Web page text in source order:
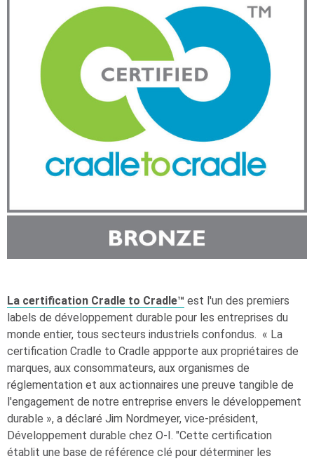
La certification Cradle to Cradle™ est l'un des premiers
labels de développement durable pour les entreprises du
monde entier, tous secteurs industriels confondus. « La
certification Cradle to Cradle appporte aux propriétaires de
marques, aux consommateurs, aux organismes de
réglementation et aux actionnaires une preuve tangible de
l'engagement de notre entreprise envers le développement
durable », a déclaré Jim Nordmeyer, vice-président,
Développement durable chez O-I. "Cette certification
établit une base de référence clé pour déterminer les